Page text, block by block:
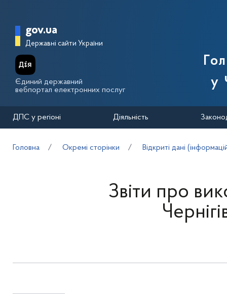
Головна сторінка Державної
gov.ua
Державні сайти України
Єдиний державний
вебпортал електронних послуг
у
ДПС у регіоні Діяльність
Головна Окремі сторінки Відкриті дані
Звіти про